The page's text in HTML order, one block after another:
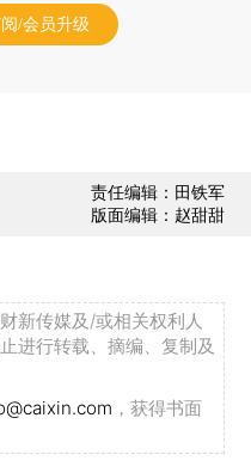
/会员升级
责任编辑：田铁军
版面编辑：赵甜甜
新传媒及/或相关权利人
进行转载、摘编、复制及
，获得书面